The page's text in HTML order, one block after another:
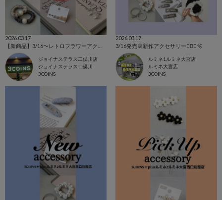
2026.03.17
ジョイナステラス二俣川店
ジョイナステラス二俣川
3COINS
2026.03.17
3/16発売🍪新作アクセサリー💁🏻‍♀️🫧
ルミネ1ルミネ大宮店
ルミネ大宮店
3COINS